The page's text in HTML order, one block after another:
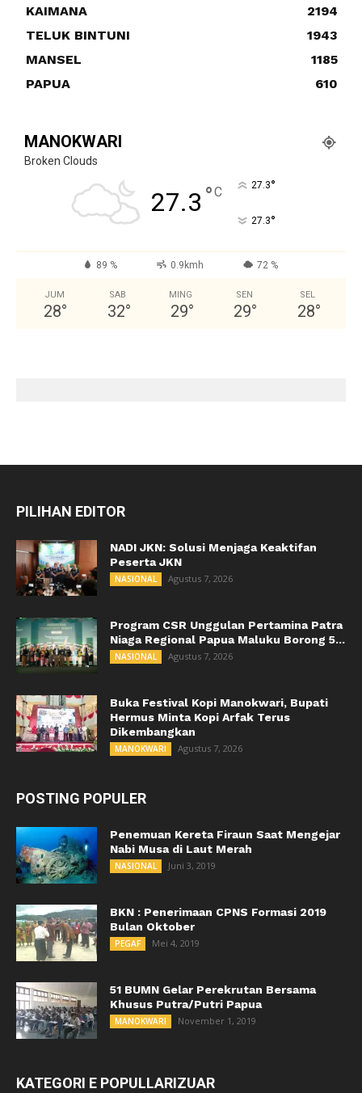
KAIMANA
2194
TELUK BINTUNI
1943
MANSEL
1185
PAPUA
610
MANOKWARI
Broken Clouds
27.3 °C 27.3°
27.3°
89 % 0.9kmh 72 %
JUM
28°
SAB
32°
MING
29°
SEN
29°
SEL
28°
PILIHAN EDITOR
NADI JKN: Solusi Menjaga Keaktifan
Peserta JKN
NASIONAL Agustus 7, 2026
Program CSR Unggulan Pertamina Patra
Niaga Regional Papua Maluku Borong 5...
NASIONAL Agustus 7, 2026
Buka Festival Kopi Manokwari, Bupati
Hermus Minta Kopi Arfak Terus
Dikembangkan
MANOKWARI Agustus 7, 2026
POSTING POPULER
Penemuan Kereta Firaun Saat Mengejar
Nabi Musa di Laut Merah
NASIONAL Juni 3, 2019
BKN : Penerimaan CPNS Formasi 2019
Bulan Oktober
PEGAF Mei 4, 2019
51 BUMN Gelar Perekrutan Bersama
Khusus Putra/Putri Papua
MANOKWARI November 1, 2019
KATEGORI E POPULLARIZUAR